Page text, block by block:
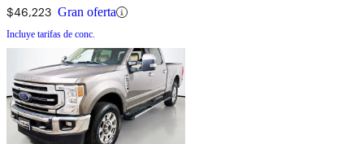
$46,223 Gran oferta
Incluye tarifas de conc.